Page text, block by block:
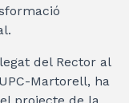
del Rector al
Martorell, ha